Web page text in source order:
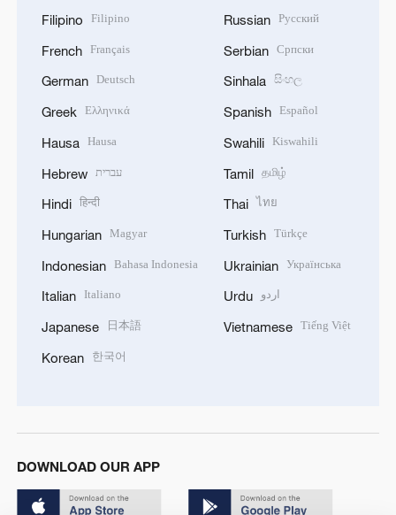
Filipino Filipino
French Français
German Deutsch
Greek Ελληνικά
Hausa Hausa
Hebrew עברית
Hindi हिन्दी
Hungarian Magyar
Indonesian Bahasa Indonesia
Italian Italiano
Japanese 日本語
Korean 한국어
Russian Русский
Serbian Српски
Sinhala සිංහල
Spanish Español
Swahili Kiswahili
Tamil தமிழ்
Thai ไทย
Turkish Türkçe
Ukrainian Українська
Urdu اردو
Vietnamese Tiếng Việt
DOWNLOAD OUR APP